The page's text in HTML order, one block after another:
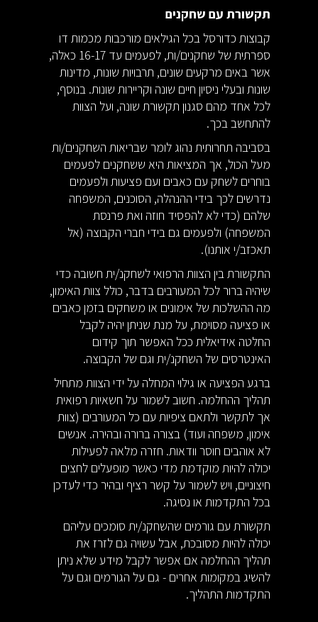
תקשורת עם שחקנים
קבוצות כדורסל בכל הגילאים מורכבות מכמות דו
ספרתית של שחקנים/ות, לפעמים עד 16-17 כאלה,
אשר באים מרקעים שונים, תרבויות שונות, מדינות
שונות ובעלי ניסיון חיים שונה וקריירות שונות. בנוסף,
לכל אחד מהם סגנון תקשורת שונה, ועל הצוות
להתחשב בכך.
בסביבה תחרותית נהוג לומר שבריאות השחקנים/ות
מעל הכול, אך המציאות היא ששחקנים לפעמים
בוחרים לשחק עם כאבים ועם פציעות ולפעמים
נדרשים לכך בידי ההנהלה, הסוכנים, המשפחה
שלהם (כדי לא להפסיד חוזה ואת פרנסת
המשפחה) ולפעמים גם בידי חברי הקבוצה (אל
תאכזב/י אותנו).
התקשורת בין הצוות הרפואי לשחקנ/ית חשובה כדי
שיהיה ברור לכל המעורבים בדבר, כולל צוות האימון,
מה ההשלכות של אימונים או משחקים בזמן כאבים
או פציעה מסוימת, על מנת שניתן יהיה לקבל
החלטה אידיאלית ככל האפשר תוך קידום
האינטרסים של השחקנ/ית וגם של הקבוצה.
ברגע הפציעה או גילוי המחלה על ידי הצוות מתחיל
תהליך ההחלמה. חשוב לשמור על חשאיות רפואית
אך לתקשר ולתאם ציפיות עם כל המעורבים (צוות
אימון, משפחה ועוד) בצורה ברורה ובהירה. אנשים
לא אוהבים חוסר וודאות. חזרה מלאה לפעילות
יכולה להיות מוקדמת מדי כאשר מופעלים לחצים
חיצוניים, ויש לשמור על קשר רציף ובהיר כדי לעדכן
בכל התקדמות או נסיגה.
תקשורת עם גורמים שהשחקנ/ית סומכים עליהם
יכולה להיות מסובכת, אבל עשויה גם לזרז את
תהליך ההחלמה אם אפשר לקבל מידע שלא ניתן
להשיג במקומות אחרים - גם על הגורמים וגם על
התקדמות התהליך.